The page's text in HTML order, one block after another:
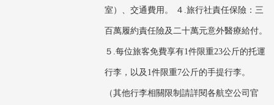
室）、交通費用。 ４.旅行社責任保險：三
百萬履約責任險及二十萬元意外醫療給付。
５.每位旅客免費享有1件限重23公斤的托運
行李，以及1件限重7公斤的手提行李。
（其他行李相關限制請詳閱各航空公司官